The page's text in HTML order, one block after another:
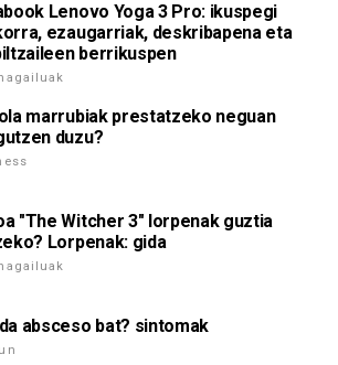
Lenovo Yoga 3 Pro: ikuspegi
ezaugarriak, deskribapena eta
berrikuspen
marrubiak prestatzeko neguan
duzu?
"The Witcher 3" lorpenak guztia
Lorpenak: gida
absceso bat? sintomak